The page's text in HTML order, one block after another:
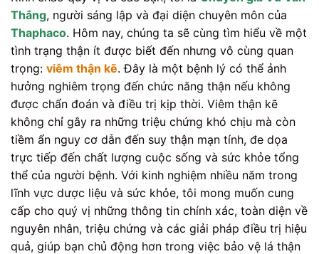
Thắng, người sáng lập và đại diện chuyên môn của
Thaphaco. Hôm nay, chúng ta sẽ cùng tìm hiểu về một
tình trạng thận ít được biết đến nhưng vô cùng quan
trọng: viêm thận kẽ. Đây là một bệnh lý có thể ảnh
hưởng nghiêm trọng đến chức năng thận nếu không
được chẩn đoán và điều trị kịp thời. Viêm thận kẽ
không chỉ gây ra những triệu chứng khó chịu mà còn
tiềm ẩn nguy cơ dẫn đến suy thận mạn tính, đe dọa
trực tiếp đến chất lượng cuộc sống và sức khỏe tổng
thể của người bệnh. Với kinh nghiệm nhiều năm trong
lĩnh vực dược liệu và sức khỏe, tôi mong muốn cung
cấp cho quý vị những thông tin chính xác, toàn diện về
nguyên nhân, triệu chứng và các giải pháp điều trị hiệu
quả, giúp bạn chủ động hơn trong việc bảo vệ lá thận